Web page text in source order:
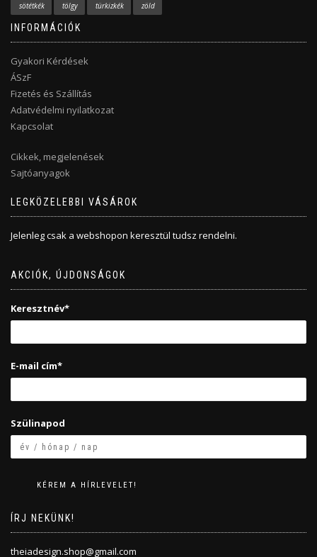
sötétkék tölgy türkizkék zöld
INFORMÁCIÓK
Gyakori Kérdések
ÁSzF
Fizetés és Szállítás
Adatvédelmi nyilatkozat
Kapcsolat
Cikkek, megjelenések
Sajtóanyagok
LEGKÖZELEBBI VÁSÁROK
Jelenleg csak a webshopon keresztül tudsz rendelni.
AKCIÓK, ÚJDONSÁGOK
Keresztnév*
E-mail cím*
Szülinapod
ÍRJ NEKÜNK!
theiadesign.shop@gmail.com